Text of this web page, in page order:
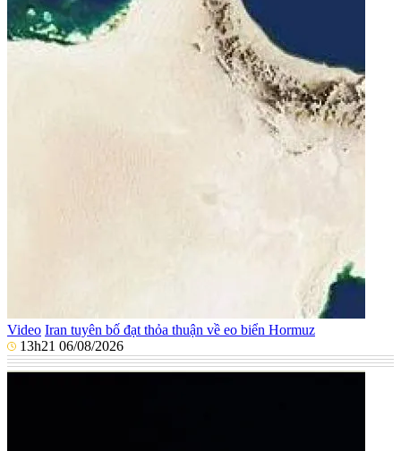
Video Iran tuyên bố đạt thỏa thuận về eo biển Hormuz
13h21 06/08/2026